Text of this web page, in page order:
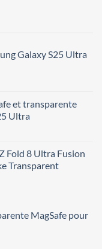
Galaxy S25 Ultra
et transparente
Ultra
Fold 8 Ultra Fusion
Transparent
MagSafe pour